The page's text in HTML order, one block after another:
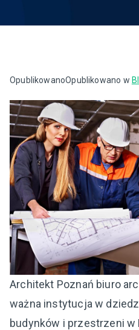
OpublikowanoOpublikowano w
Architekt Poznań biuro
ważna instytucja w
budynków i przestrzeni w